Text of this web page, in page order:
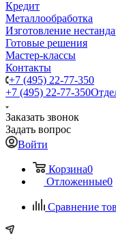
Кредит
Металлообработка
Изготовление
Готовые решения
Мастер-классы
Контакты
+7 (495) 22-77-350
+7 (495) 22-77-350
Заказать звонок
Задать вопрос
Войти
Корзина0
Отложенные0
Сравнение